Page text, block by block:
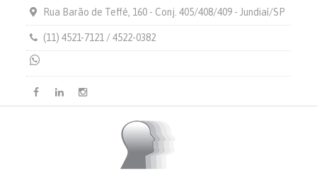
Rua Barão de Teffé, 160 - Conj. 405/408/409 - Jundiaí/SP
(11) 4521-7121 / 4522-0382
Facebook
LinkedinInstagram